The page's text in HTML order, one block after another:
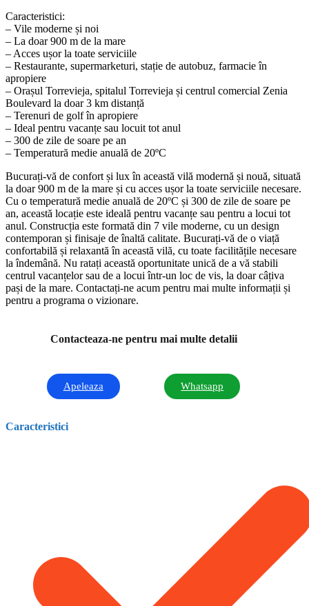
Caracteristici:
– Vile moderne și noi
– La doar 900 m de la mare
– Acces ușor la toate serviciile
– Restaurante, supermarketuri, stație de autobuz, farmacie în
apropiere
– Orașul Torrevieja, spitalul Torrevieja și centrul comercial Zenia
Boulevard la doar 3 km distanță
– Terenuri de golf în apropiere
– Ideal pentru vacanțe sau locuit tot anul
– 300 de zile de soare pe an
– Temperatură medie anuală de 20ºC
Bucurați-vă de confort și lux în această vilă modernă și nouă, situată
la doar 900 m de la mare și cu acces ușor la toate serviciile necesare.
Cu o temperatură medie anuală de 20ºC și 300 de zile de soare pe
an, această locație este ideală pentru vacanțe sau pentru a locui tot
anul. Construcția este formată din 7 vile moderne, cu un design
contemporan și finisaje de înaltă calitate. Bucurați-vă de o viață
confortabilă și relaxantă în această vilă, cu toate facilitățile necesare
la îndemână. Nu ratați această oportunitate unică de a vă stabili
centrul vacanțelor sau de a locui într-un loc de vis, la doar câțiva
pași de la mare. Contactați-ne acum pentru mai multe informații și
pentru a programa o vizionare.
Contacteaza-ne pentru mai multe detalii
Apeleaza Whatsapp
Caracteristici